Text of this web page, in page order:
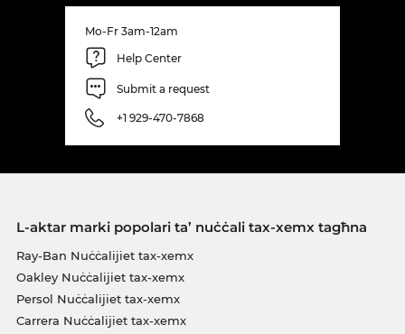
Mo-Fr 3am-12am
Help Center
Submit a request
+1 929-470-7868
L-aktar marki popolari ta’ nuċċali tax-xemx tagħna
Ray-Ban Nuċċalijiet tax-xemx
Oakley Nuċċalijiet tax-xemx
Persol Nuċċalijiet tax-xemx
Carrera Nuċċalijiet tax-xemx